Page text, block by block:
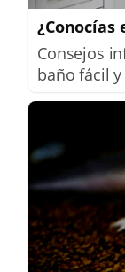
¿Conocías
Consejos
baño fácil